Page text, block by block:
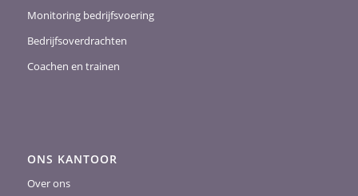
Monitoring bedrijfsvoering
Bedrijfsoverdrachten
Coachen en trainen
ONS KANTOOR
Over ons